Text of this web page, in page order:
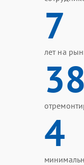
7
лет на
4